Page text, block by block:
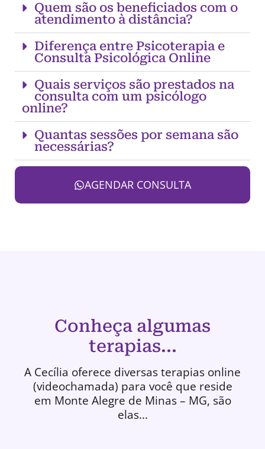
Quem são os beneficiados com o
atendimento à distância?
Diferença entre Psicoterapia e
Consulta Psicológica Online
Quais serviços são prestados na
consulta com um psicólogo
online?
Quantas sessões por semana são
necessárias?
AGENDAR CONSULTA
Conheça algumas
terapias...
A Cecília oferece diversas terapias online
(videochamada) para você que reside
em Monte Alegre de Minas – MG, são
elas...